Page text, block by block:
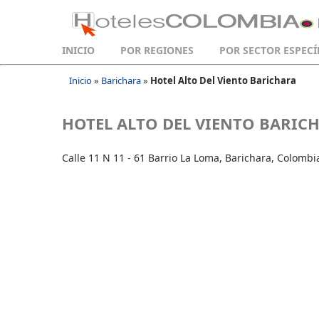
INICIO POR REGIONES POR SECTOR
Inicio» Barichara» Hotel Alto Del Viento Barichara
HOTEL ALTO DEL VIENTO
Calle 11 N 11 - 61 Barrio La Loma, Barichara,